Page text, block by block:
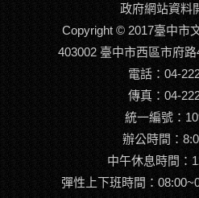
政府網站資料
Copyright © 2017臺中市
403002 臺中市西區市府
電話：04-
傳真：04-
統一編號：
辦公時間：
中午休息時間：
彈性上下班時間：